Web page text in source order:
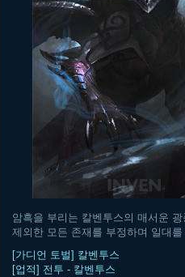
암흑을 부리는 칼벤투스의 매서운
제외한 모든 존재를 부정하며 일대
[가디언 토벌] 칼벤투스
[업적] 전투 - 칼벤투스